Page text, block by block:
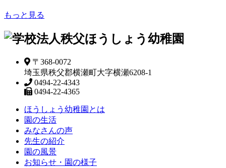
もっと見る
〒368-0072
埼玉県秩父郡横瀬町大字横瀬6208-1
0494-22-4343
0494-22-4365
ほうしょう幼稚園とは
園の生活
みなさんの声
先生の紹介
園の風景
お知らせ・園の様子